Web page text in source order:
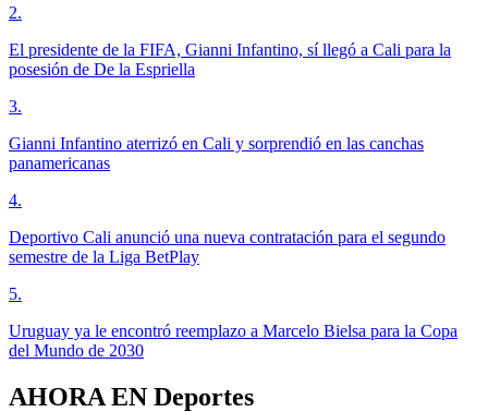
2.
El presidente de la FIFA, Gianni Infantino, sí llegó a Cali para la
posesión de De la Espriella
3.
Gianni Infantino aterrizó en Cali y sorprendió en las canchas
panamericanas
4.
Deportivo Cali anunció una nueva contratación para el segundo
semestre de la Liga BetPlay
5.
Uruguay ya le encontró reemplazo a Marcelo Bielsa para la Copa
del Mundo de 2030
AHORA EN Deportes